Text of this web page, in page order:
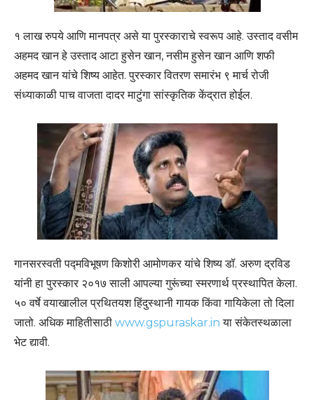
१ लाख रुपये आणि मानपत्र असे या पुरस्काराचे स्वरूप आहे. उस्ताद वसीम
अहमद खान हे उस्ताद आटा हुसेन खान, नसीम हुसेन खान आणि शफी
अहमद खान यांचे शिष्य आहेत. पुरस्कार वितरण समारंभ ९ मार्च रोजी
संध्याकाळी पाच वाजता दादर माटुंगा सांस्कृतिक केंद्रात होईल.
गानसरस्वती पद्मविभूषण किशोरी आमोणकर यांचे शिष्य डॉ. अरुण द्रविड
यांनी हा पुरस्कार २०१७ साली आपल्या गुरूंच्या स्मरणार्थ प्रस्थापित केला.
५० वर्षे वयाखालील प्रथितयश हिंदुस्थानी गायक किंवा गायिकेला तो दिला
जातो. अधिक माहितीसाठी www.gspuraskar.in या संकेतस्थळाला
भेट द्यावी.